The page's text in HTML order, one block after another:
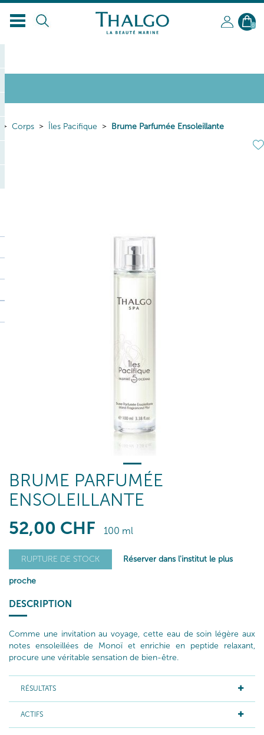
0
Corps Îles Pacifique Brume Parfumée Ensoleillante
BRUME PARFUMÉE
ENSOLEILLANTE
52,00 CHF 100 ml
RUPTURE DE STOCK Réserver dans l'institut le plus
proche
DESCRIPTION
Comme une invitation au voyage, cette eau de soin légère aux
notes ensoleillées de Monoï et enrichie en peptide relaxant,
procure une véritable sensation de bien-être.
RÉSULTATS
ACTIFS